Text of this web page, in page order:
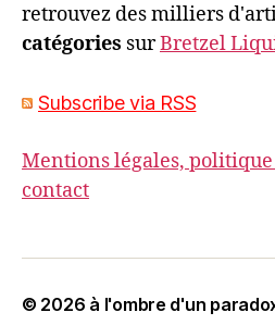
retrouvez des milliers
catégories surBretzel
Subscribe via RSS
Mentions légales,
contact
© 2026 à l'ombre d'un